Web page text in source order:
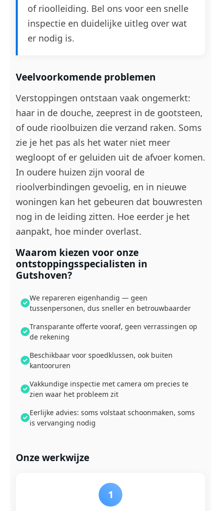
of rioolleiding. Bel ons voor een snelle
inspectie en duidelijke uitleg over wat
er nodig is.
Veelvoorkomende problemen
Verstoppingen ontstaan vaak ongemerkt:
haar in de douche, zeeprest in de gootsteen,
of oude rioolbuizen die verzand raken. Soms
zie je het pas als het water niet meer
wegloopt of er geluiden uit de afvoer komen.
In oudere huizen zijn vooral de
rioolverbindingen gevoelig, en in nieuwe
woningen kan het gebeuren dat bouwresten
nog in de leiding zitten. Hoe eerder je het
aanpakt, hoe minder overlast.
Waarom kiezen voor onze
ontstoppingsspecialisten in
Gutshoven?
We repareren eigenhandig — geen
tussenpersonen, dus sneller en betrouwbaarder
Transparante offerte vooraf, geen verrassingen op
de rekening
Beschikbaar voor spoedklussen, ook buiten
kantooruren
Vakkundige inspectie met camera om precies te
zien waar het probleem zit
Eerlijke advies: soms volstaat schoonmaken, soms
is vervanging nodig
Onze werkwijze
1